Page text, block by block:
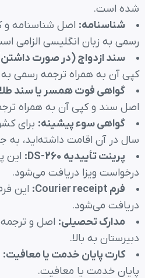
شده است.
شناسنامه: اصل شناسنامه و
رسمی به زبان انگلیسی الزامی
سند ازدواج (در صورت
کپی آن به همراه ترجمه رسمی به
گواهی فوت همسر یا سند
اصل سند و کپی آن به همراه
گواهی سوء پیشینه: برای
سال در آن اقامت داشته‌اید، به
پرینت تأییدیه
این
درخواست ویزا دریافت می‌شود.
فرم
این
دریافت می‌شود.
مدارک تحصیلی: اصل و
دبیرستان به بالا.
کارت پایان خدمت یا معافیت:
پایان خدمت یا معافیت.